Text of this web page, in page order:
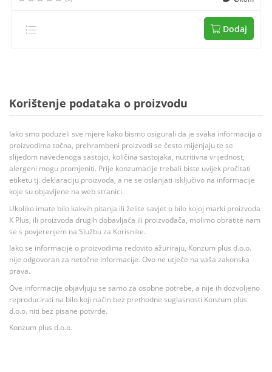
Dodaj
Korištenje podataka o proizvodu
Iako smo poduzeli sve mjere kako bismo osigurali da je svaka informacija o
proizvodima točna, prehrambeni proizvodi se često mijenjaju te se
slijedom navedenoga sastojci, količina sastojaka, nutritivna vrijednost,
alergeni mogu promjeniti. Prije konzumacije trebali biste uvijek pročitati
etiketu tj. deklaraciju proizvoda, a ne se oslanjati isključivo na informacije
koje su objavljene na web stranici.
Ukoliko imate bilo kakvih pitanja ili želite savjet o bilo kojoj marki proizvoda
K Plus, ili proizvoda drugih dobavljača ili proizvođača, molimo obratite nam
se s povjerenjem na Službu za Korisnike.
Iako se informacije o proizvodima redovito ažuriraju, Konzum plus d.o.o.
nije odgovoran za netočne informacije. Ovo ne utječe na vaša zakonska
prava.
Ove informacije objavljuju se samo za osobne potrebe, a nije ih dozvoljeno
reproducirati na bilo koji način bez prethodne suglasnosti Konzum plus
d.o.o. niti bez pisane potvrde.
Konzum plus d.o.o.